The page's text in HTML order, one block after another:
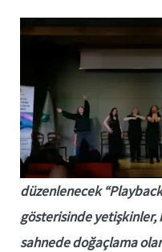
düzenlenecek
gösterisinde yetişkinler,
sahnede doğaçlama